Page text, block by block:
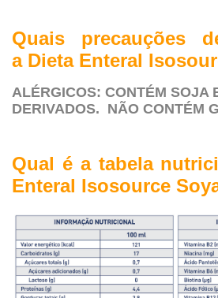
Quais precauções
a Dieta Enteral
ALÉRGICOS: CONTÉM SOJA
DERIVADOS. NÃO CONTÉM
Qual é a tabela
Enteral Isosource